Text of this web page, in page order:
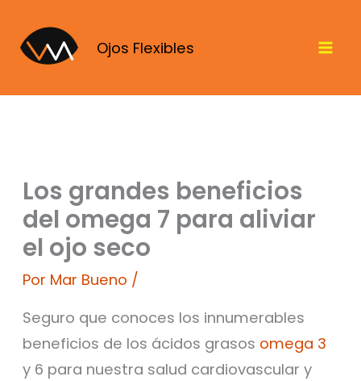
contenido
Ojos Flexibles
Los grandes beneficios
del omega 7 para aliviar
el ojo seco
Por Mar Bueno /
Seguro que conoces los innumerables
beneficios de los ácidos grasos omega 3
y 6 para nuestra salud cardiovascular y